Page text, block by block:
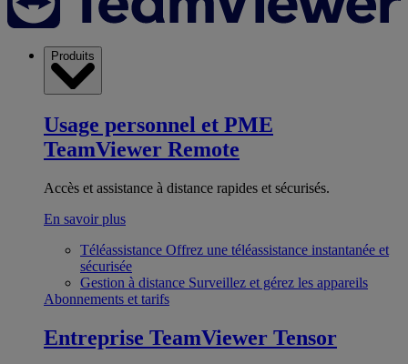
Produits
Usage personnel et PME
TeamViewer Remote
Accès et assistance à distance rapides et sécurisés.
En savoir plus
Téléassistance Offrez une téléassistance instantanée et
sécurisée
Gestion à distance Surveillez et gérez les appareils
Abonnements et tarifs
Entreprise TeamViewer Tensor